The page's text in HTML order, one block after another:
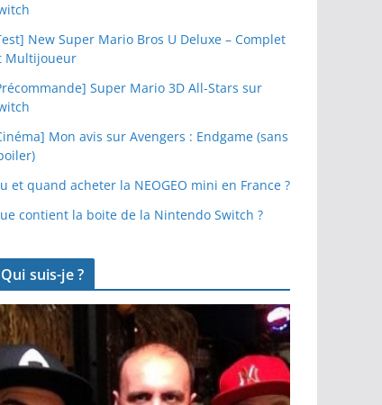
New Super Mario Bros U Deluxe – Complet
Multijoueur
Super Mario 3D All-Stars sur
Mon avis sur Avengers : Endgame (sans
et quand acheter la NEOGEO mini en France ?
contient la boite de la Nintendo Switch ?
Qui suis-je ?